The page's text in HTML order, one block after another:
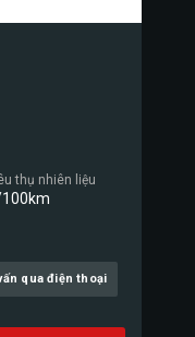
thụ nhiên liệu
qua điện thoại